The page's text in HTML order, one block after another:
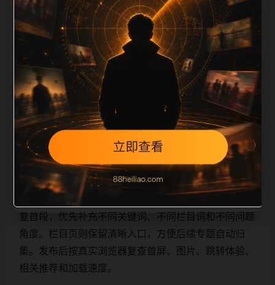
荐、上一篇下一篇和 sitemap 入口，保证重要页面点击
深度尽量控制在三次以内。正文维护时可按用户搜索路
径补充三类信息：入口是否稳定、同栏目还有哪些可继
续阅读、移动端打开时图片和摘要是否一致。每次新增
内容后同步检查标题、description、canonical、主题
图、alt、title和推荐链接，确保页面既能被搜索引擎理
解，也能让真实用户
相关问题与推荐
顺着栏目继续浏览。同站连续更新时避免重复标题和重
复首段，优先补充不同关键词、不同栏目词和不同问题
角度。栏目页则保留清晰入口，方便后续专题自动归
集。发布后按真实浏览器复查首屏、图片、跳转体验、
相关推荐和加载速度。